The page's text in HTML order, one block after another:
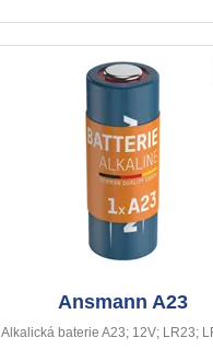
Ansmann A23
Alkalická baterie A23; 12V; LR23;